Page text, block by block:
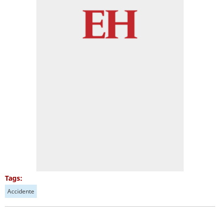
Tags:
Accidente